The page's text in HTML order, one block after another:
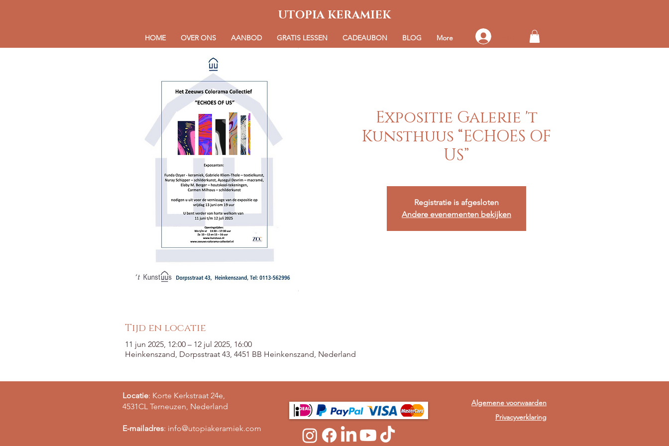
UTOPIA KERAMIEK
HOME OVER ONS AANBOD GRATIS LESSEN CADEAUBON BLOG More Log in op je account
Expositie Galerie 't
Kunsthuus “ECHOES OF
US”
Registratie is afgesloten
Andere evenementen bekijken
Tijd en locatie
11 jun 2025, 12:00 – 12 jul 2025, 16:00
Heinkenszand, Dorpsstraat 43, 4451 BB Heinkenszand, Nederland
Locatie: Korte Kerkstraat 24e,
4531CL Terneuzen, Nederland
E-mailadres: info@utopiakeramiek.com
Algemene voorwaarden
Privacyverklaring